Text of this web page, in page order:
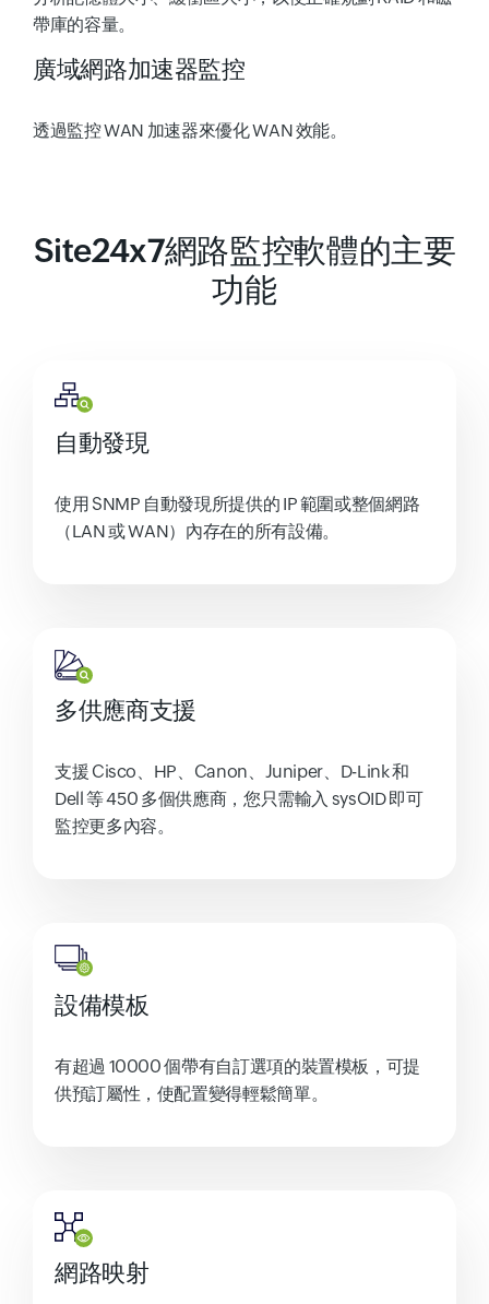
帶庫的容量。
廣域網路加速器監控
透過監控 WAN 加速器來優化 WAN 效能。
Site24x7網路監控軟體的主要
功能
自動發現
使用 SNMP 自動發現所提供的 IP 範圍或整個網路
（LAN 或 WAN）內存在的所有設備。
多供應商支援
支援 Cisco、HP、Canon、Juniper、D-Link 和
Dell 等 450 多個供應商，您只需輸入 sysOID 即可
監控更多內容。
設備模板
有超過 10000 個帶有自訂選項的裝置模板，可提
供預訂屬性，使配置變得輕鬆簡單。
網路映射